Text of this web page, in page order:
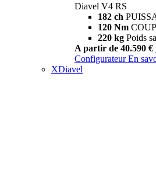
Diavel V4 RS
182 ch
120 Nm
220 kg Poids
A partir de 40.590 €
Configurateur En
XDiavel